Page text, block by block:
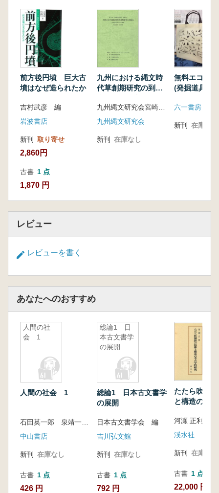
前方後円墳 巨大古
墳はなぜ造られたか
吉村武彦 編
岩波書店
新刊 取り寄せ
2,860円
古書 1 点
1,870 円
九州における縄文時
代草創期研究の到達
の様相 発表要旨・
資料集
九州縄文研究会宮崎大会事務局 編
九州縄文研究会
新刊 在庫なし
無料エコバ
(発掘道具)
六一書房
新刊 在庫なし
レビュー
レビューを書く
あなたへのおすすめ
人間の社
会 1
人間の社会 1
中山書店
新刊 在庫なし
古書 1 点
426 円
総論1 日
本古文書学
の展開
総論1 日本古文書学
の展開
日本古文書学会 編
吉川弘文館
新刊 在庫なし
古書 1 点
792 円
たたら吹製
と構造の考
河瀬 正利 著
渓水社
新刊 在庫なし
古書 1 点
22,000 円